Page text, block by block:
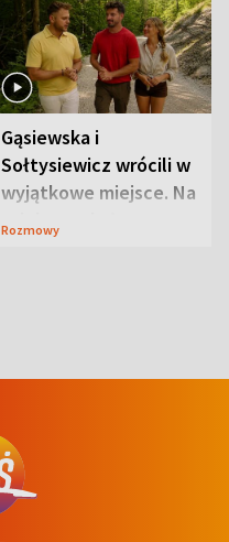
Gąsiewska i
Sołtysiewicz wrócili w
wyjątkowe miejsce. Na
szlaku czekał
Rozmowy